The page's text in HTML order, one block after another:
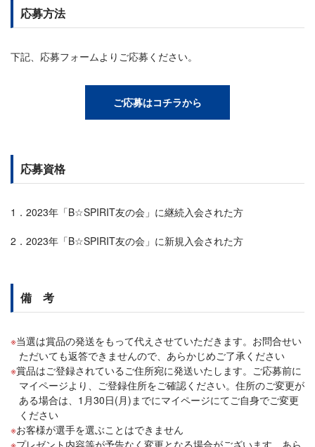
応募方法
下記、応募フォームよりご応募ください。
ご応募はコチラから
応募資格
1．2023年「B☆SPIRIT友の会」に継続入会された方
2．2023年「B☆SPIRIT友の会」に新規入会された方
備 考
当選は賞品の発送をもって代えさせていただきます。お問合せい
ただいても返答できませんので、あらかじめご了承ください
賞品はご登録されているご住所宛に発送いたします。ご応募前に
マイページより、ご登録住所をご確認ください。住所のご変更が
ある場合は、1月30日(月)までにマイページにてご自身でご変更
ください
お客様が選手を選ぶことはできません